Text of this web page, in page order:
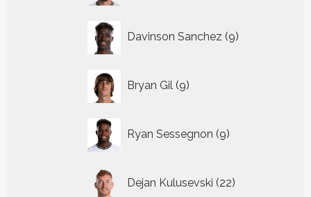
Davinson Sanchez 9
producten
Bryan Gil 9
producten
Ryan Sessegnon 9
producten
Dejan Kulusevski 22
producten